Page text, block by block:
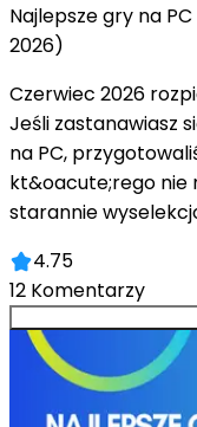
Najlepsze gry na
2026)
Czerwiec 2026
Jeśli zastanawiasz
na PC,
kt&oacute;rego nie
starannie
4.75
12 Komentarzy